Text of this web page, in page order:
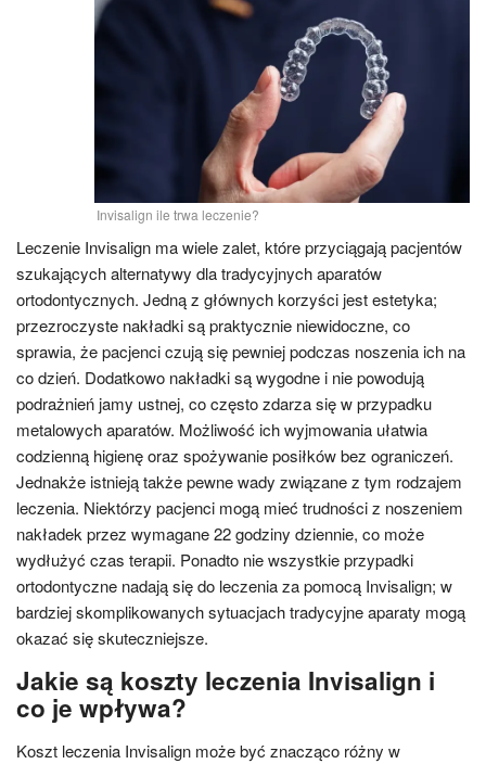
Invisalign ile trwa leczenie?
Leczenie Invisalign ma wiele zalet, które przyciągają pacjentów
szukających alternatywy dla tradycyjnych aparatów
ortodontycznych. Jedną z głównych korzyści jest estetyka;
przezroczyste nakładki są praktycznie niewidoczne, co
sprawia, że pacjenci czują się pewniej podczas noszenia ich na
co dzień. Dodatkowo nakładki są wygodne i nie powodują
podrażnień jamy ustnej, co często zdarza się w przypadku
metalowych aparatów. Możliwość ich wyjmowania ułatwia
codzienną higienę oraz spożywanie posiłków bez ograniczeń.
Jednakże istnieją także pewne wady związane z tym rodzajem
leczenia. Niektórzy pacjenci mogą mieć trudności z noszeniem
nakładek przez wymagane 22 godziny dziennie, co może
wydłużyć czas terapii. Ponadto nie wszystkie przypadki
ortodontyczne nadają się do leczenia za pomocą Invisalign; w
bardziej skomplikowanych sytuacjach tradycyjne aparaty mogą
okazać się skuteczniejsze.
Jakie są koszty leczenia Invisalign i
co je wpływa?
Koszt leczenia Invisalign może być znacząco różny w